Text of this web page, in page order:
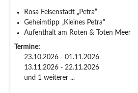
Rosa Felsenstadt „Petra“
Geheimtipp „Kleines Petra“
Aufenthalt am Roten & Toten Meer
Termine:
23.10.2026 - 01.11.2026
13.11.2026 - 22.11.2026
und 1 weiterer ...